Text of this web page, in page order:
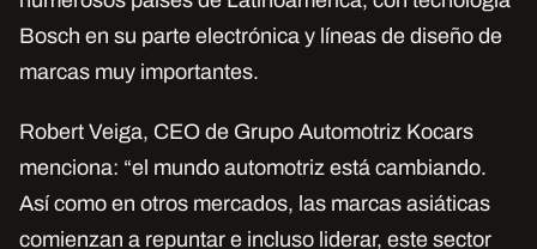
Bosch en su parte electrónica y líneas de diseño de
marcas muy importantes.
Robert Veiga, CEO de Grupo Automotriz Kocars
menciona: “el mundo automotriz está cambiando.
Así como en otros mercados, las marcas asiáticas
comienzan a repuntar e incluso liderar, este sector